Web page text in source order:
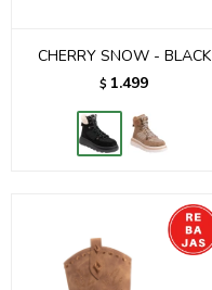
CHERRY SNOW - BLACK
$ 1.499